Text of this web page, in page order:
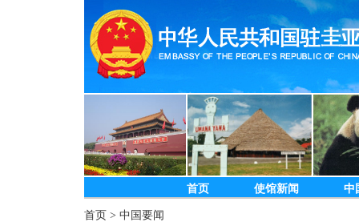
首页 使馆新闻 中
首页 > 中国要闻